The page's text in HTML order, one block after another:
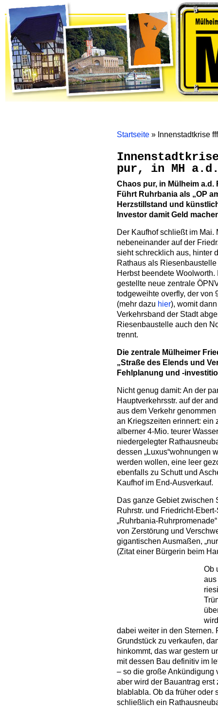
Startseite » Innenstadtkrise
pur, in MH
Chaos pur, in Mülheim a.d.
Führt Ruhrbania als „OP
Herzstillstand und
Investor damit Geld
Der Kaufhof schließt im Mai.
nebeneinander auf der
sieht schrecklich aus, hinter
Rathaus als
Herbst beendete
gestellte neue zentrale
todgeweihte overfly, der von
(mehr dazu hier), womit
Verkehrsband der Stadt
Riesenbaustelle auch den
trennt.
Die zentrale Mülheimer
„Straße des Elends und
Fehlplanung und -
Nicht genug damit: An der
Hauptverkehrsstr. auf der
aus dem Verkehr
an Kriegszeiten erinnert: ein
alberner 4-Mio. teurer
niedergelegter
dessen „Luxus“wohnungen
werden wollen, eine leer
ebenfalls zu Schutt und
Kaufhof im End-Ausverkauf.
Das ganze Gebiet zwischen
Ruhrstr. und Friedricht-
„Ruhrbania-
von Zerstörung und
gigantischen Ausmaßen,
(Zitat einer Bürgerin beim
Ob
aus
dabei weiter in den Sternen.
Grundstück zu verkaufen,
hinkommt, das war gestern
mit dessen Bau definitiv im
– so die große Ankündigung
aber wird der Bauantrag
blablabla. Ob da früher oder
schließlich ein